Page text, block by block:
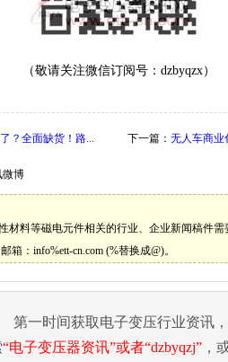
（敬请关注微信订阅号：dzbyqzx）
？全面缺货！路... 下一篇： 无人车商业
微博
材料等磁电元件相关的行业、企业新闻稿件
邮箱： info%ett-cn.com (%替换成@)。
第一时间获取电子变压行业资讯
“电子变压器资讯”或者“dzbyqzj” ，